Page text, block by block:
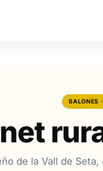
BALONES
de la Vall de